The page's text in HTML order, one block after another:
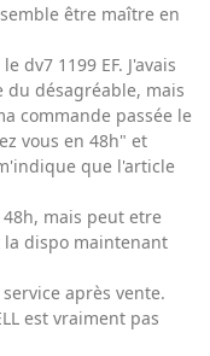
être maître en
dv7 1199 EF. J'avais
du désagréable, mais
commande passée le
vous en 48h" et
que l'article
mais peut etre
la dispo maintenant
après vente.
est vraiment pas